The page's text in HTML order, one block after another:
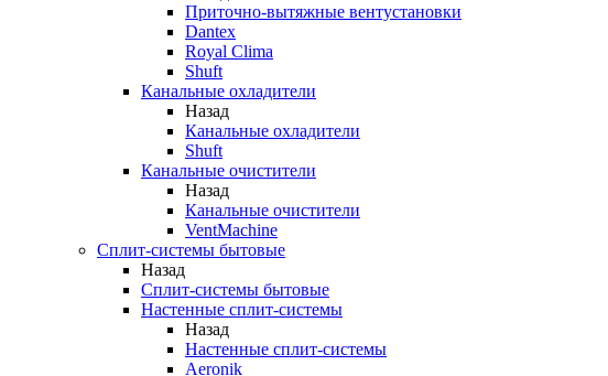
Приточно-вытяжные вентустановки
Dantex
Royal Clima
Shuft
Канальные охладители
Назад
Канальные охладители
Shuft
Канальные очистители
Назад
Канальные очистители
VentMachine
Сплит-системы бытовые
Назад
Сплит-системы бытовые
Настенные сплит-системы
Назад
Настенные сплит-системы
Aeronik